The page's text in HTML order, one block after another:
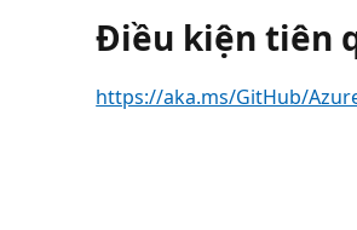
Điều kiện tiên
https://aka.ms/GitHub/